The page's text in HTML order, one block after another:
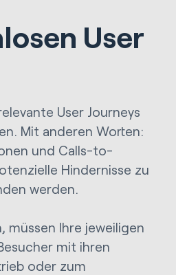
User
User Journeys
Mit anderen Worten:
und Calls-to-
Hindernisse zu
werden.
müssen Ihre jeweiligen
mit ihren
oder zum